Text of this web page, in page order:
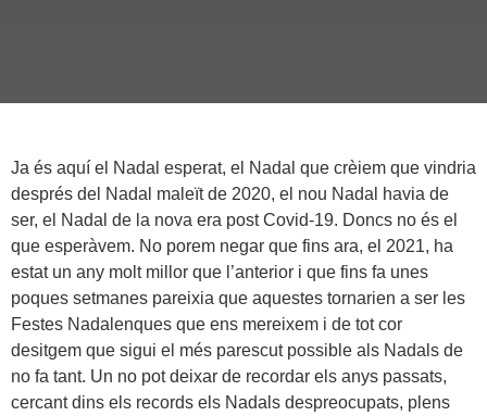
Ja és aquí el Nadal esperat, el Nadal que crèiem que vindria
després del Nadal maleït de 2020, el nou Nadal havia de
ser, el Nadal de la nova era post Covid-19. Doncs no és el
que esperàvem. No porem negar que fins ara, el 2021, ha
estat un any molt millor que l’anterior i que fins fa unes
poques setmanes pareixia que aquestes tornarien a ser les
Festes Nadalenques que ens mereixem i de tot cor
desitgem que sigui el més parescut possible als Nadals de
no fa tant. Un no pot deixar de recordar els anys passats,
cercant dins els records els Nadals despreocupats, plens